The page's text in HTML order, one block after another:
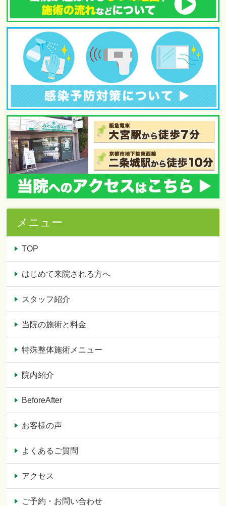
メニュー
TOP
はじめて来院される方へ
スタッフ紹介
当院の施術と料金
特殊整体施術メニュー
院内紹介
BeforeAfter
お客様の声
よくあるご質問
アクセス
ご予約・お問い合わせ